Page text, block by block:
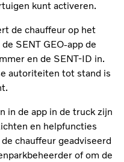
kunt activeren.
de chauffeur op het
SENT GEO-app de
en de SENT-ID in.
autoriteiten tot stand is
in de app in de truck zijn
en helpfuncties
chauffeur geadviseerd
of om de